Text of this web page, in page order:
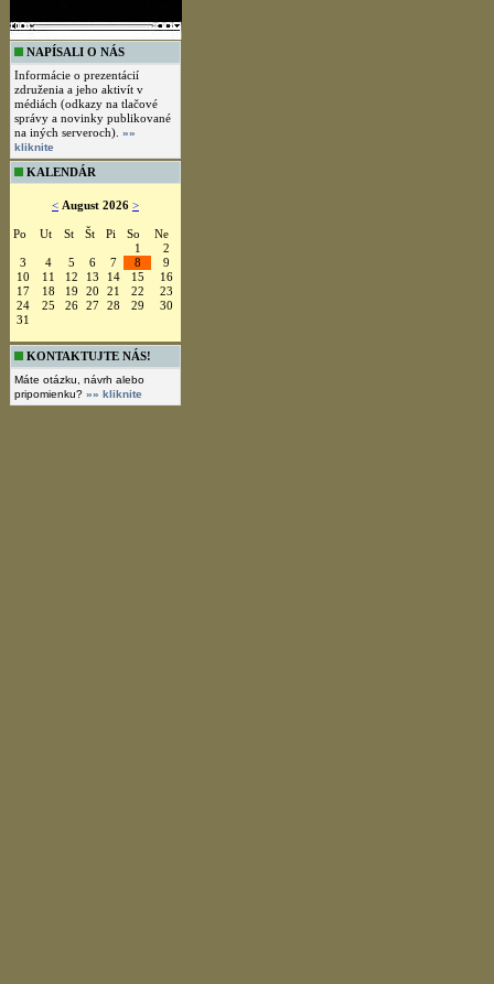
NAPÍSALI O NÁS
Informácie o prezentácií
združenia a jeho aktivít v
médiách (odkazy na tlačové
správy a novinky publikované
na iných serveroch). »»
kliknite
KALENDÁR
< August 2026 >
Po Ut St Št Pi So
Ne
1
2
3
4 5 6 7 8
9
10
11 12 13 14 15
16
17
18 19 20 21 22
23
24
25 26 27 28 29
30
31
KONTAKTUJTE NÁS!
Máte otázku, návrh alebo
pripomienku? »» kliknite